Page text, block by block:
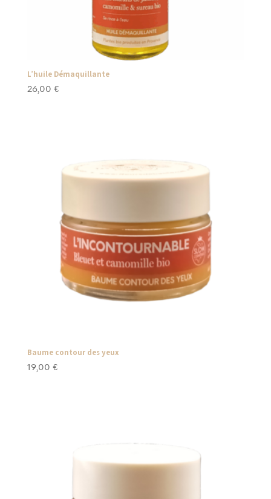
L’huile Démaquillante
26,00 €
Baume contour des yeux
19,00 €